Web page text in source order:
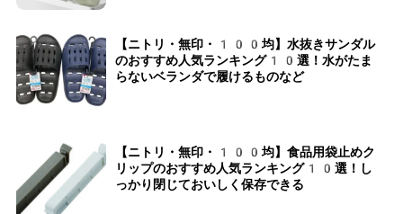
【ニトリ・無印・100均】水抜きサンダル
のおすすめ人気ランキング10選！水がたま
らないベランダで履けるものなど
【ニトリ・無印・100均】食品用袋止めク
リップのおすすめ人気ランキング10選！し
っかり閉じておいしく保存できる